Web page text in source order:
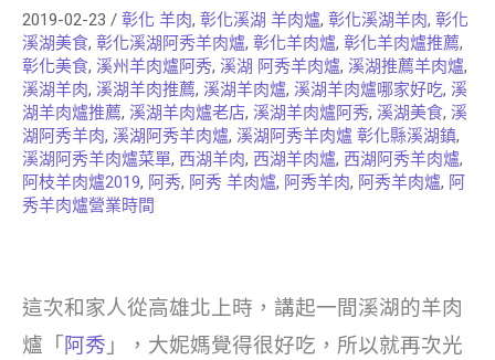
2019-02-23 / 彰化 羊肉, 彰化溪湖 羊肉爐, 彰化溪湖羊肉, 彰化
溪湖美食, 彰化溪湖阿秀羊肉爐, 彰化羊肉爐, 彰化羊肉爐推薦,
彰化美食, 溪州羊肉爐阿秀, 溪湖 阿秀羊肉爐, 溪湖推薦羊肉爐,
溪湖羊肉, 溪湖羊肉推薦, 溪湖羊肉爐, 溪湖羊肉爐哪家好吃, 溪
湖羊肉爐推薦, 溪湖羊肉爐老店, 溪湖羊肉爐阿秀, 溪湖美食, 溪
湖阿秀羊肉, 溪湖阿秀羊肉爐, 溪湖阿秀羊肉爐 彰化縣溪湖鎮,
溪湖阿秀羊肉爐菜單, 西湖羊肉, 西湖羊肉爐, 西湖阿秀羊肉爐,
阿枝羊肉爐2019, 阿秀, 阿秀 羊肉爐, 阿秀羊肉, 阿秀羊肉爐, 阿
秀羊肉爐營業時間
這次和家人從高雄北上時，講起一間溪湖的羊肉
爐「 阿秀」，大妮媽覺得很好吃，所以就再次光